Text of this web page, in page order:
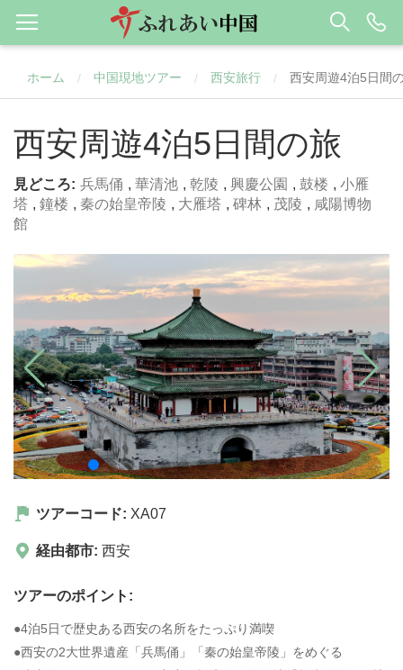
ホーム / 中国現地ツアー / 西安旅行 / 西安周遊4泊5日間
西安周遊4泊5日間の旅
見どころ: 兵馬俑 , 華清池 , 乾陵 , 興慶公園 , 鼓楼 , 小雁
塔 , 鐘楼 , 秦の始皇帝陵 , 大雁塔 , 碑林 , 茂陵 , 咸陽博物
館
ツアーコード: XA07
経由都市: 西安
ツアーのポイント:
●4泊5日で歴史ある西安の名所をたっぷり満喫
●西安の2大世界遺産「兵馬俑」「秦の始皇帝陵」をめぐる